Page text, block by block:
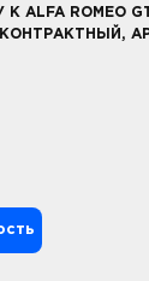
ALFA ROMEO